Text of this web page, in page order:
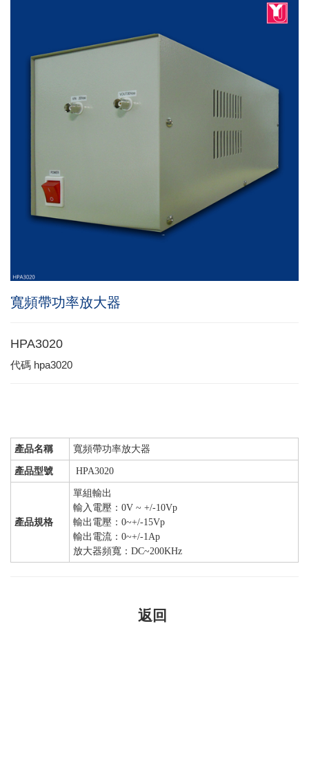
寬頻帶功率放大器
HPA3020
代碼 hpa3020
產品名稱 寬頻帶功率放大器
產品型號 HPA3020
產品規格
單組輸出
輸入電壓：0V ~ +/-10Vp
輸出電壓：0~+/-15Vp
輸出電流：0~+/-1Ap
放大器頻寬：DC~200KHz